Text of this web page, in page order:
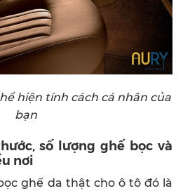
hiện tính cách cá nhân của
bạn
số lượng ghế bọc và
nơi
ghế da thật cho ô tô đó là